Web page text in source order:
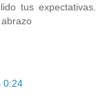
tus expectativas.
0:24